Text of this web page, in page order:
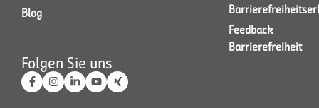
Blog
Feedback
Barrierefreiheit
Folgen Sie uns